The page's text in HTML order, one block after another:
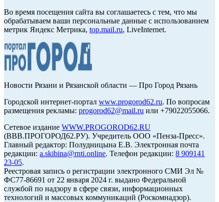
Во время посещения сайта вы соглашаетесь с тем, что мы
обрабатываем ваши персональные данные с использованием
метрик Яндекс Метрика, top.mail.ru, LiveInternet.
Новости Рязани и Рязанской области — Про Город Рязань
Городской интернет-портал www.progorod62.ru. По вопросам
размещения рекламы: progorod62@mail.ru или +79022055066.
Сетевое издание WWW.PROGOROD62.RU
(ВВВ.ПРОГОРОД62.РУ). Учредитель ООО «Пенза-Пресс».
Главный редактор: Полудницына Е.В. Электронная почта
редакции: a.skibina@rnti.online. Телефон редакции: 8 909141
23-05.
Реестровая запись о регистрации электронного СМИ Эл №
ФС77-86691 от 22 января 2024 г. выдано Федеральной
службой по надзору в сфере связи, информационных
технологий и массовых коммуникаций (Роскомнадзор).